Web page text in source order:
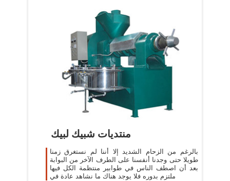
منتديات شبيك لبيك
بالرغم من الزحام الشديد إلا أننا لم نستغرق زمنا
طويلا حتى وجدنا أنفسنا على الطرف الآخر من البوابة
بعد أن اصطف الناس في طوابير منتظمة الكل فيها
ملتزم بدوره فلا يوجد هناك ما نشاهد عادة في